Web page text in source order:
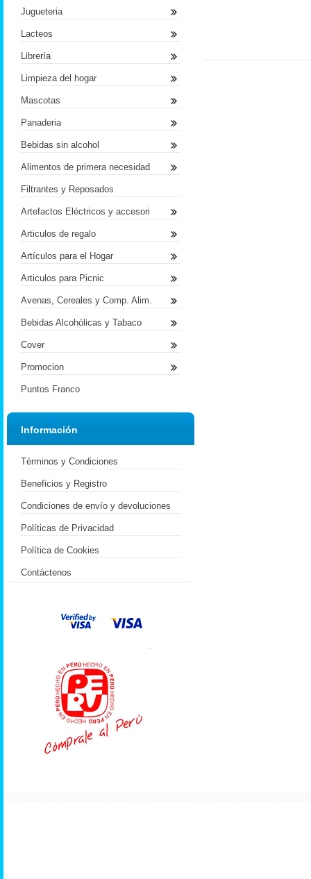
Jugueteria
Lacteos
Librería
Limpieza del hogar
Mascotas
Panaderia
Bebidas sin alcohol
Alimentos de primera necesidad
Filtrantes y Reposados
Artefactos Eléctricos y accesori
Articulos de regalo
Artículos para el Hogar
Articulos para Picnic
Avenas, Cereales y Comp. Alim.
Bebidas Alcohólicas y Tabaco
Cover
Promocion
Puntos Franco
Información
Términos y Condiciones
Beneficios y Registro
Condiciones de envío y devoluciones
Políticas de Privacidad
Política de Cookies
Contáctenos
.